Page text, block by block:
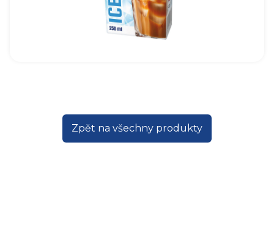
Zpět na všechny produkty